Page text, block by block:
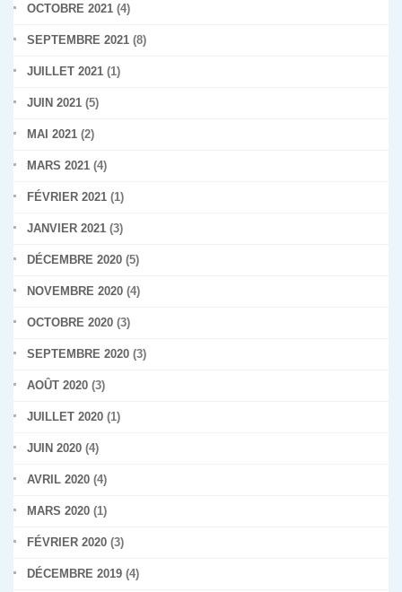
OCTOBRE 2021 (4)
SEPTEMBRE 2021 (8)
JUILLET 2021 (1)
JUIN 2021 (5)
MAI 2021 (2)
MARS 2021 (4)
FÉVRIER 2021 (1)
JANVIER 2021 (3)
DÉCEMBRE 2020 (5)
NOVEMBRE 2020 (4)
OCTOBRE 2020 (3)
SEPTEMBRE 2020 (3)
AOÛT 2020 (3)
JUILLET 2020 (1)
JUIN 2020 (4)
AVRIL 2020 (4)
MARS 2020 (1)
FÉVRIER 2020 (3)
DÉCEMBRE 2019 (4)